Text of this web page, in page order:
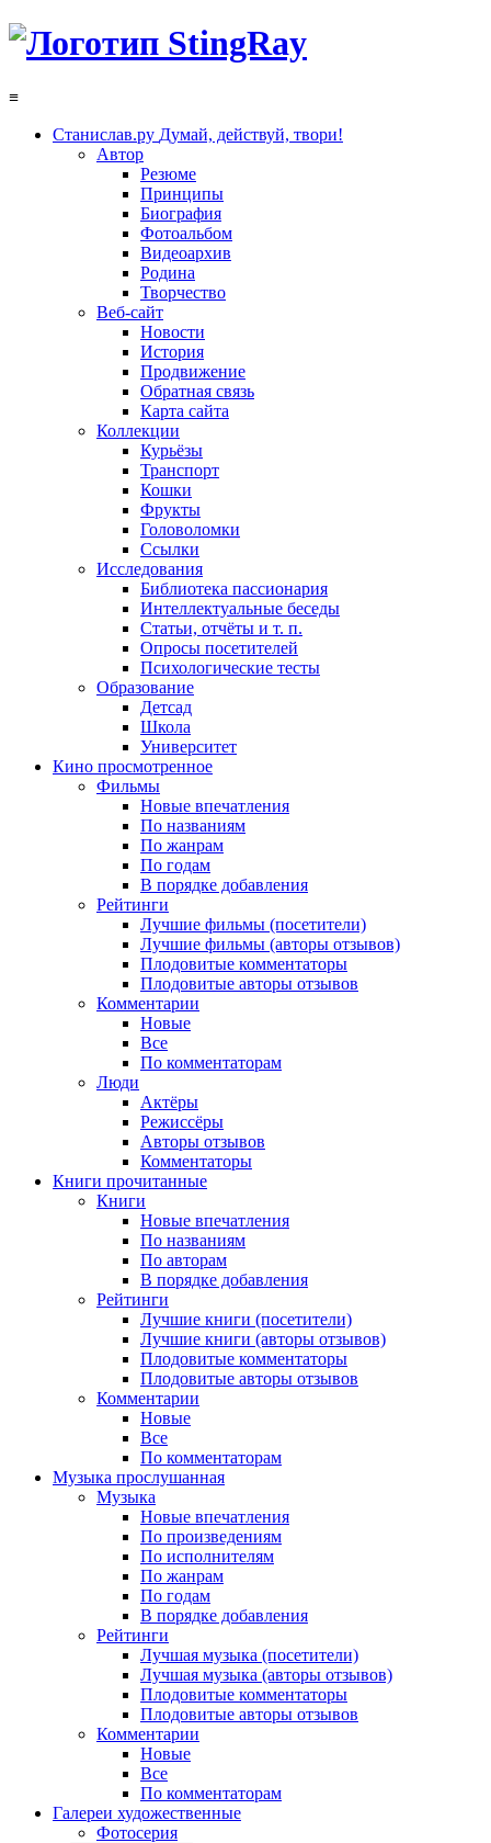
≡
Станислав.ру Думай, действуй, твори!
Автор
Резюме
Принципы
Биография
Фотоальбом
Видеоархив
Родина
Творчество
Веб-сайт
Новости
История
Продвижение
Обратная связь
Карта сайта
Коллекции
Курьёзы
Транспорт
Кошки
Фрукты
Головоломки
Ссылки
Исследования
Библиотека пассионария
Интеллектуальные беседы
Статьи, отчёты и т. п.
Опросы посетителей
Психологические тесты
Образование
Детсад
Школа
Университет
Кино просмотренное
Фильмы
Новые впечатления
По названиям
По жанрам
По годам
В порядке добавления
Рейтинги
Лучшие фильмы (посетители)
Лучшие фильмы (авторы отзывов)
Плодовитые комментаторы
Плодовитые авторы отзывов
Комментарии
Новые
Все
По комментаторам
Люди
Актёры
Режиссёры
Авторы отзывов
Комментаторы
Книги прочитанные
Книги
Новые впечатления
По названиям
По авторам
В порядке добавления
Рейтинги
Лучшие книги (посетители)
Лучшие книги (авторы отзывов)
Плодовитые комментаторы
Плодовитые авторы отзывов
Комментарии
Новые
Все
По комментаторам
Музыка прослушанная
Музыка
Новые впечатления
По произведениям
По исполнителям
По жанрам
По годам
В порядке добавления
Рейтинги
Лучшая музыка (посетители)
Лучшая музыка (авторы отзывов)
Плодовитые комментаторы
Плодовитые авторы отзывов
Комментарии
Новые
Все
По комментаторам
Галереи художественные
Фотосерия